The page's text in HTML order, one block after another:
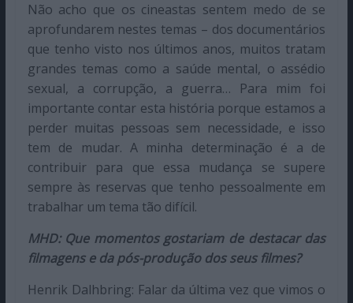
Não acho que os cineastas sentem medo de se
aprofundarem nestes temas – dos documentários
que tenho visto nos últimos anos, muitos tratam
grandes temas como a saúde mental, o assédio
sexual, a corrupção, a guerra… Para mim foi
importante contar esta história porque estamos a
perder muitas pessoas sem necessidade, e isso
tem de mudar. A minha determinação é a de
contribuir para que essa mudança se supere
sempre às reservas que tenho pessoalmente em
trabalhar um tema tão difícil.
MHD: Que momentos gostariam de destacar das
filmagens e da pós-produção dos seus filmes?
Henrik Dalhbring: Falar da última vez que vimos o